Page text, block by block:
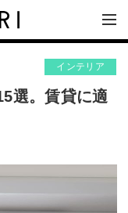
インテリア
選。賃貸に適